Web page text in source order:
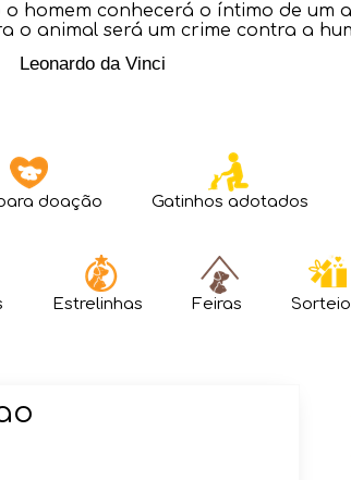
homem conhecerá o íntimo de um
o animal será um crime contra a
Leonardo da Vinci
doação Gatinhos adotados
Estrelinhas Feiras